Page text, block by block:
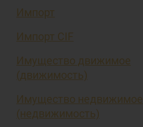
Импорт
Импорт CIF
Имущество движимое
(движимость)
Имущество недвижимое
(недвижимость)